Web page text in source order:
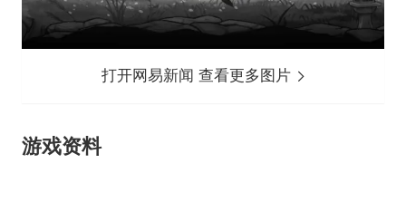
打开网易新闻 查看更多图片
游戏资料